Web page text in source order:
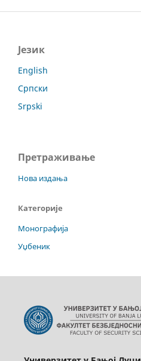
Језик
English
Српски
Srpski
Претраживање
Нова издања
Категорије
Монографија
Уџбеник